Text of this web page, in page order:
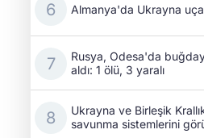
Almanya'da Ukrayna
Rusya, Odesa'da
aldı: 1 ölü, 3 yaralı
Ukrayna ve Birleşik
savunma sistemlerini